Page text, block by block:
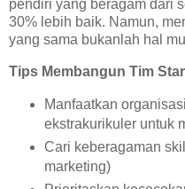
pendiri yang beragam dari
30% lebih baik. Namun,
yang sama bukanlah hal
Tips Membangun Tim
Manfaatkan
ekstrakurikuler untuk
Cari keberagaman
marketing)